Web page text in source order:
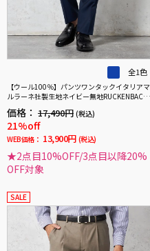
全1色
【ウール100％】パンツワンタックイタリアマ
ルラーネ社製生地ネイビー無地RUCKENBACC
HAR
価格： 17,490円 (税込)
21%off
WEB価格： 13,900円 (税込)
★2点目10%OFF/3点目以降20%
OFF対象
SALE